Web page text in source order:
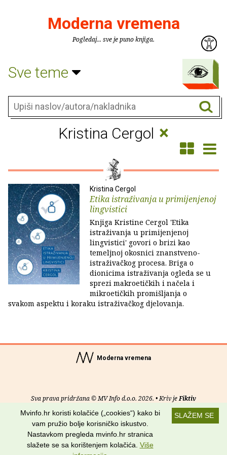
Moderna vremena
Pogledaj... sve je puno knjiga.
Sve teme
Kristina Cergol ×
Kristina Cergol
Etika istraživanja u primijenjenoj
lingvistici
Knjiga Kristine Cergol 'Etika
istraživanja u primijenjenoj
lingvistici' govori o brizi kao
temeljnoj okosnici znanstveno-
istraživačkog procesa. Briga o
dionicima istraživanja ogleda se u
sprezi makroetičkih i načela i
mikroetičkih promišljanja o
svakom aspektu i koraku istraživačkog djelovanja.
Moderna vremena
Sva prava pridržana © MV Info d.o.o. 2026. • Kriv jeFiktiv
Uvjeti korištenja RSS kanali
Potraži nas na:
SLAŽEM SE
Mvinfo.hr koristi kolačiće („cookies“) kako bi
vam pružio bolje korisničko iskustvo.
Nastavkom pregleda mvinfo.hr stranica
slažete se sa korištenjem kolačića. Više